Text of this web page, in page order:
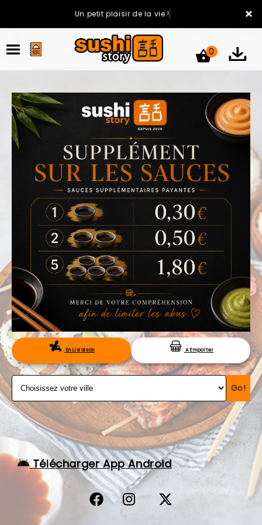
×
Un petit plaisir de la vie !
ACCUEIL
LA CARTE
VOTRE COMPTE
NOTRE RESTAURANT
VOS AVIS
MENTIONS LÉGALES
C.G.V
RÉSERVATION
0
En Livraison A Emporter
Go!
Télécharger App Android